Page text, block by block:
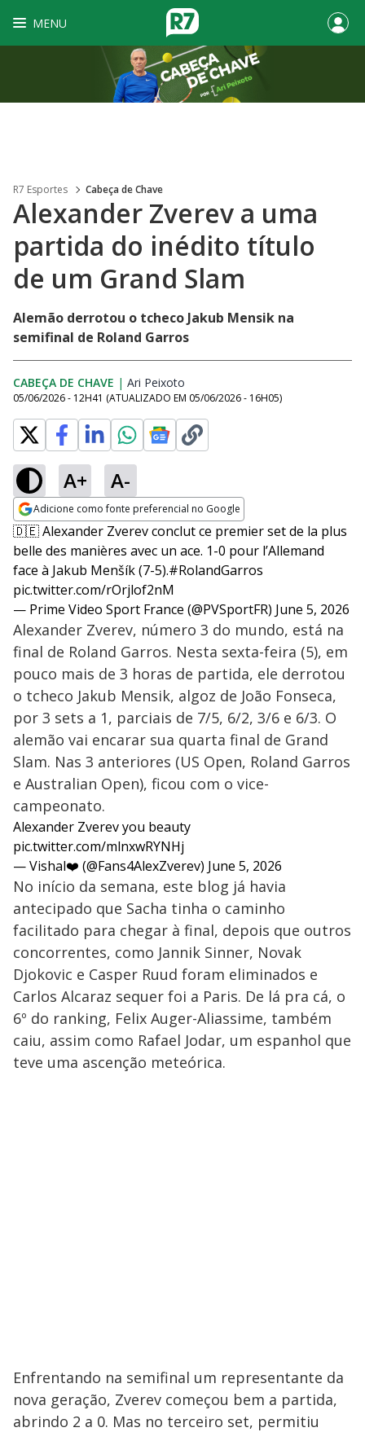
MENU
R7 Esportes Cabeça de Chave
Alexander Zverev a uma
partida do inédito título
de um Grand Slam
Alemão derrotou o tcheco Jakub Mensik na
semifinal de Roland Garros
CABEÇA DE CHAVE | Ari Peixoto
05/06/2026 - 12H41 (ATUALIZADO EM 05/06/2026 - 16H05)
A+ A-
Adicione como fonte preferencial no Google
Opens in new window
🇩🇪 Alexander Zverev conclut ce premier set de la plus
belle des manières avec un ace. 1-0 pour l’Allemand
face à Jakub Menšík (7-5).#RolandGarros
pic.twitter.com/rOrjlof2nM
— Prime Video Sport France (@PVSportFR) June 5, 2026
Alexander Zverev, número 3 do mundo, está na
final de Roland Garros. Nesta sexta-feira (5), em
pouco mais de 3 horas de partida, ele derrotou
o tcheco Jakub Mensik, algoz de João Fonseca,
por 3 sets a 1, parciais de 7/5, 6/2, 3/6 e 6/3. O
alemão vai encarar sua quarta final de Grand
Slam. Nas 3 anteriores (US Open, Roland Garros
e Australian Open), ficou com o vice-
campeonato.
Alexander Zverev you beauty
pic.twitter.com/mlnxwRYNHj
— Vishal❤️ (@Fans4AlexZverev) June 5, 2026
No início da semana, este blog já havia
antecipado que Sacha tinha o caminho
facilitado para chegar à final, depois que outros
concorrentes, como Jannik Sinner, Novak
Djokovic e Casper Ruud foram eliminados e
Carlos Alcaraz sequer foi a Paris. De lá pra cá, o
6º do ranking, Felix Auger-Aliassime, também
caiu, assim como Rafael Jodar, um espanhol que
teve uma ascenção meteórica.
Enfrentando na semifinal um representante da
nova geração, Zverev começou bem a partida,
abrindo 2 a 0. Mas no terceiro set, permitiu